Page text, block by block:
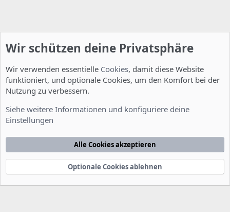
Nutzungsbedingungen Datenschutzerklärung
Startseite
e
Community platform by XenForo® © 2010-2022 XenForo Ltd.
xenDach©2010-2014
Wir schützen deine Privatsphäre
Wir verwenden essentielle Cookies, damit diese Website
funktioniert, und optionale Cookies, um den Komfort bei der
Nutzung zu verbessern.
Siehe weitere Informationen und konfiguriere deine
Einstellungen
Alle Cookies akzeptieren
Optionale Cookies ablehnen